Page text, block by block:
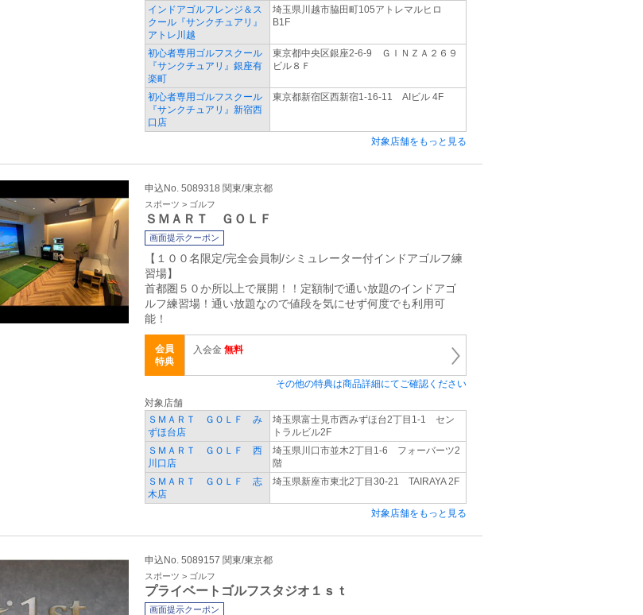
インドアゴルフレンジ＆ス
クール『サンクチュアリ』
アトレ川越
埼玉県川越市脇田町105アトレマルヒロ
B1F
初心者専用ゴルフスクール
『サンクチュアリ』銀座有
楽町
東京都中央区銀座2‐6‐9 ＧＩＮＺＡ２６９
ビル８Ｆ
初心者専用ゴルフスクール
『サンクチュアリ』新宿西
口店
東京都新宿区西新宿1-16-11 AIビル 4F
対象店舗をもっと見る
申込No. 5089318 関東/東京都
スポーツ > ゴルフ
ＳＭＡＲＴ ＧＯＬＦ
画面提示クーポン
【１００名限定/完全会員制/シミュレーター付インドアゴルフ練
習場】
首都圏５０か所以上で展開！！定額制で通い放題のインドアゴ
ルフ練習場！通い放題なので値段を気にせず何度でも利用可
能！
会員
特典
入会金 無料
その他の特典は商品詳細にてご確認ください
対象店舗
ＳＭＡＲＴ ＧＯＬＦ み
ずほ台店
埼玉県富士見市西みずほ台2丁目1-1 セン
トラルビル2F
ＳＭＡＲＴ ＧＯＬＦ 西
川口店
埼玉県川口市並木2丁目1-6 フォーバーツ2
階
ＳＭＡＲＴ ＧＯＬＦ 志
木店
埼玉県新座市東北2丁目30-21 TAIRAYA 2F
対象店舗をもっと見る
申込No. 5089157 関東/東京都
スポーツ > ゴルフ
プライベートゴルフスタジオ１ｓｔ
画面提示クーポン